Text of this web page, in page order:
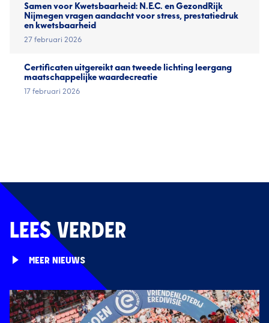
Samen voor Kwetsbaarheid: N.E.C. en GezondRijk
Nijmegen vragen aandacht voor stress, prestatiedruk
en kwetsbaarheid
27 februari 2026
Certificaten uitgereikt aan tweede lichting leergang
maatschappelijke waardecreatie
17 februari 2026
LEES VERDER
MEER NIEUWS